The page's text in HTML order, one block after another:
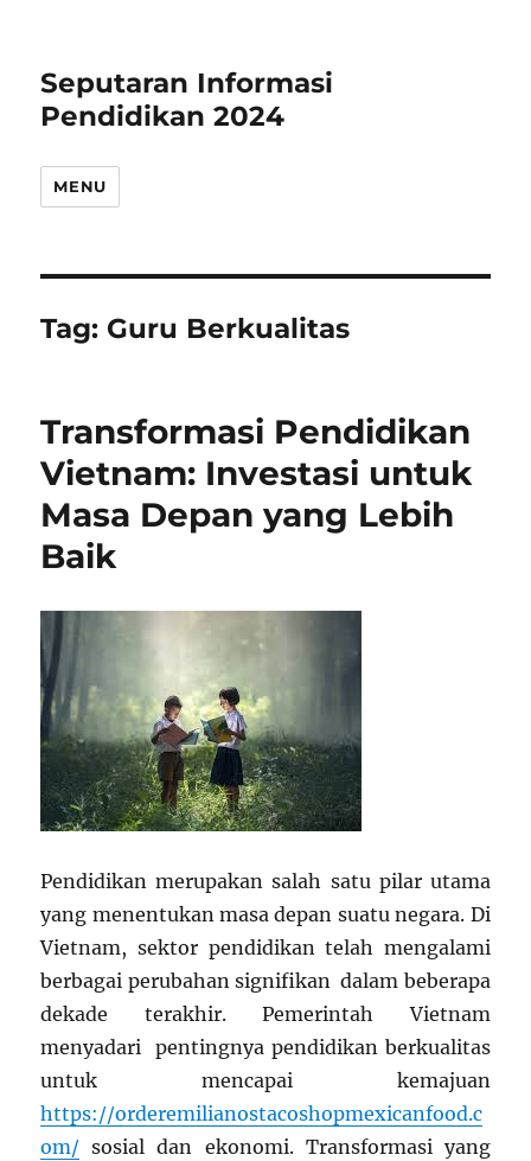
Seputaran Informasi
Pendidikan 2024
MENU
Tag: Guru Berkualitas
Transformasi Pendidikan
Vietnam: Investasi untuk
Masa Depan yang Lebih
Baik
Pendidikan merupakan salah satu pilar utama
yang menentukan masa depan suatu negara. Di
Vietnam, sektor pendidikan telah mengalami
berbagai perubahan signifikan dalam beberapa
dekade terakhir. Pemerintah Vietnam
menyadari pentingnya pendidikan berkualitas
untuk mencapai kemajuan
https://orderemilianostacoshopmexicanfood.c
om/ sosial dan ekonomi. Transformasi yang